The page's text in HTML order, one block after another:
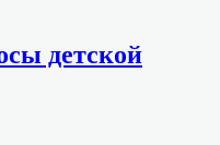
детской